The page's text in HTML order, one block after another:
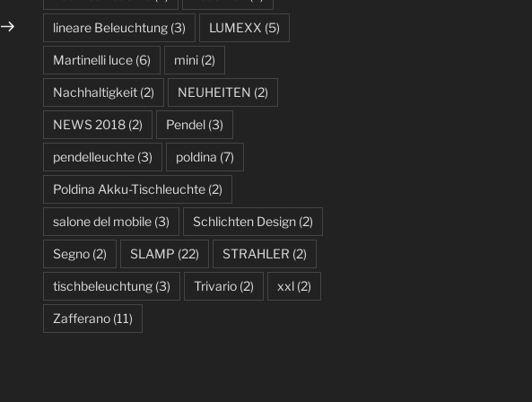
lineare Beleuchtung(3) LUMEXX (5)
Martinelli luce(6) mini(2)
Nachhaltigkeit(2) NEUHEITEN (2)
NEWS 2018(2) Pendel(3)
pendelleuchte(3) poldina (7)
Poldina Akku-Tischleuchte(2)
salone del mobile(3) Schlichten Design(2)
Segno(2) SLAMP (22) STRAHLER (2)
tischbeleuchtung(3) Trivario(2) xxl(2)
Zafferano(11)